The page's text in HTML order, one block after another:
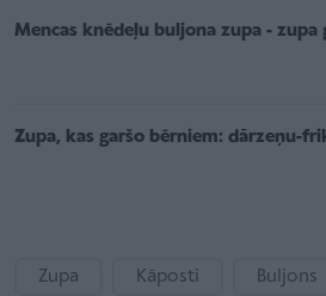
Mencas knēdeļu buljona zupa - zupa
Zupa, kas garšo bērniem: dārzeņu-
Zupa Kāposti Buljons